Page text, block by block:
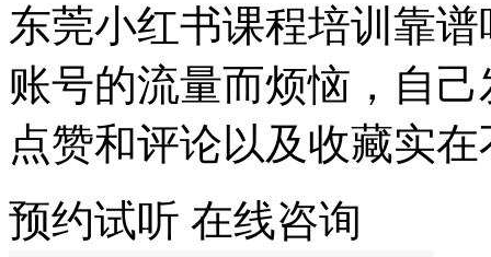
东莞小红书课程培训靠
账号的流量而烦恼，自
点赞和评论以及收藏实
预约试听 在线咨询